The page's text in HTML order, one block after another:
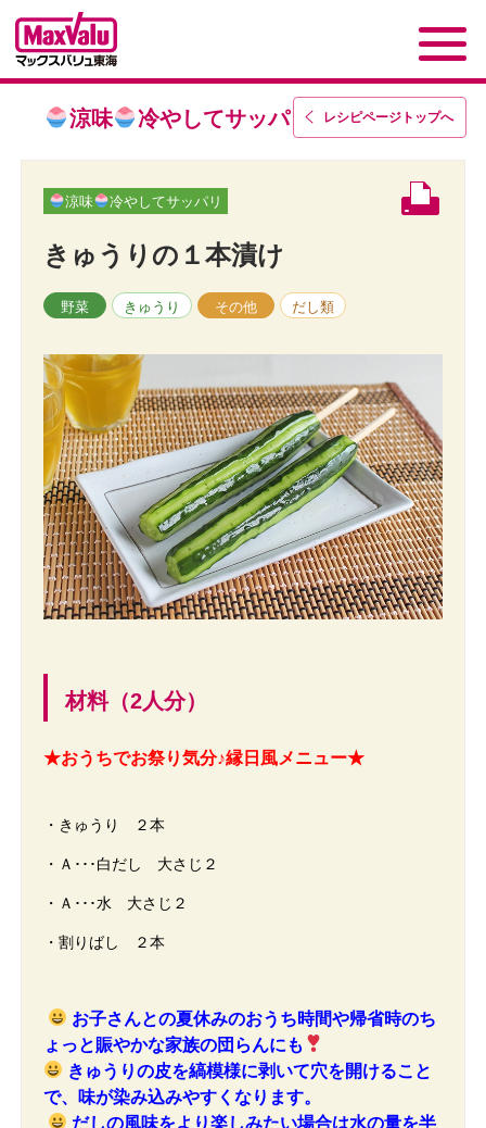
レシピページトップへ
涼味 冷やしてサッパリ
涼味 冷やしてサッパリ
きゅうりの１本漬け
野菜 きゅうり その他 だし類
材料（2人分）
★おうちでお祭り気分♪縁日風メニュー★
・きゅうり ２本
・Ａ･･･白だし 大さじ２
・Ａ･･･水 大さじ２
・割りばし ２本
お子さんとの夏休みのおうち時間や帰省時のち
ょっと賑やかな家族の団らんにも
きゅうりの皮を縞模様に剥いて穴を開けること
で、味が染み込みやすくなります。
だしの風味をより楽しみたい場合は水の量を半